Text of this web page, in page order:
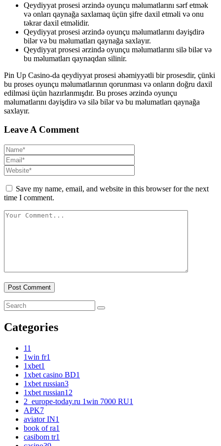
Qeydiyyat prosesi ərzində oyunçu məlumatlarını sərf etmək
və onları qaynağa saxlamaq üçün şifre daxil etməli və onu
təkrar daxil etməlidir.
Qeydiyyat prosesi ərzində oyunçu məlumatlarını dəyişdirə
bilər və bu məlumatları qaynağa saxlayır.
Qeydiyyat prosesi ərzində oyunçu məlumatlarını silə bilər və
bu məlumatları qaynaqdan silinir.
Pin Up Casino-da qeydiyyat prosesi əhəmiyyətli bir prosesdir, çünki
bu proses oyunçu məlumatlarının qorunması və onların doğru daxil
edilməsi üçün hazırlanmışdır. Bu proses ərzində oyunçu
məlumatlarını dəyişdirə və silə bilər və bu məlumatları qaynağa
saxlayır.
Leave A Comment
Save my name, email, and website in this browser for the next
time I comment.
Categories
11
1win fr1
1xbet1
1xbet casino BD1
1xbet russian3
1xbet russian1 2
2_europe-today.ru 1win 7000 RU1
APK7
aviator IN1
book of ra1
casibom tr1